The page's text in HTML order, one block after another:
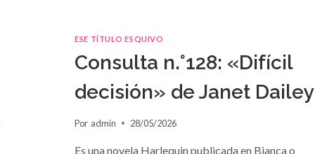
ESE TÍTULO ESQUIVO
Consulta n.°128: «Difícil
decisión» de Janet Dailey
Por admin 28/05/2026
Es una novela Harlequin publicada en Bianca o